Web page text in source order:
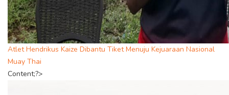
Atlet Hendrikus Kaize Dibantu Tiket Menuju Kejuaraan Nasional
Muay Thai
Content;?>